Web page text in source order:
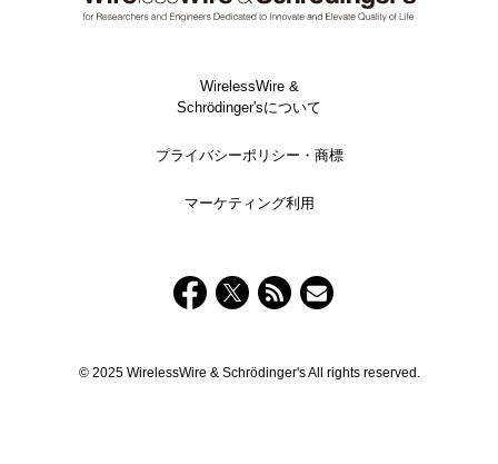
WirelessWire &
Schrödinger'sについて
プライバシーポリシー・商標
マーケティング利用
© 2025 WirelessWire & Schrödinger's All rights reserved.